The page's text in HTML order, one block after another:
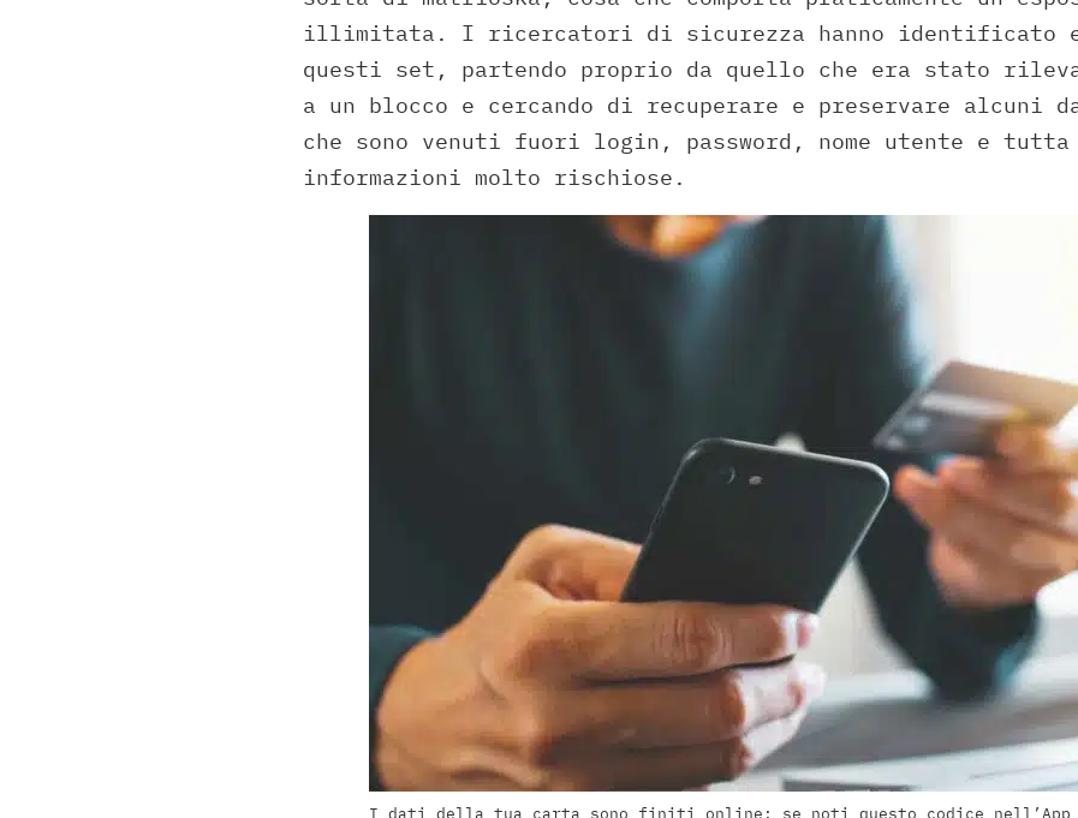
illimitata. I ricercatori di sicurezza hanno identificato e
questi set, partendo proprio da quello che era stato
a un blocco e cercando di recuperare e preservare alcuni
che sono venuti fuori login, password, nome utente e
informazioni molto rischiose.